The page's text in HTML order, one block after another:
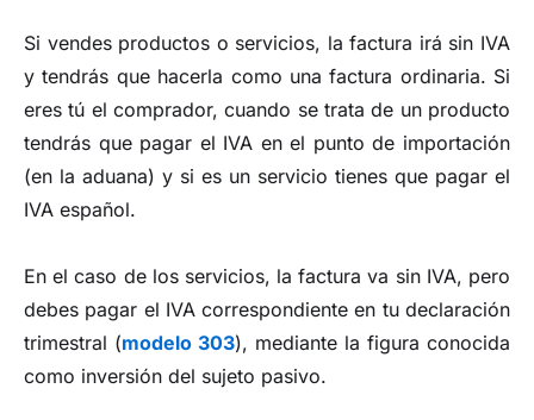
Si vendes productos o servicios, la factura irá sin IVA
y tendrás que hacerla como una factura ordinaria. Si
eres tú el comprador, cuando se trata de un producto
tendrás que pagar el IVA en el punto de importación
(en la aduana) y si es un servicio tienes que pagar el
IVA español.
En el caso de los servicios, la factura va sin IVA, pero
debes pagar el IVA correspondiente en tu declaración
trimestral (modelo 303), mediante la figura conocida
como inversión del sujeto pasivo.